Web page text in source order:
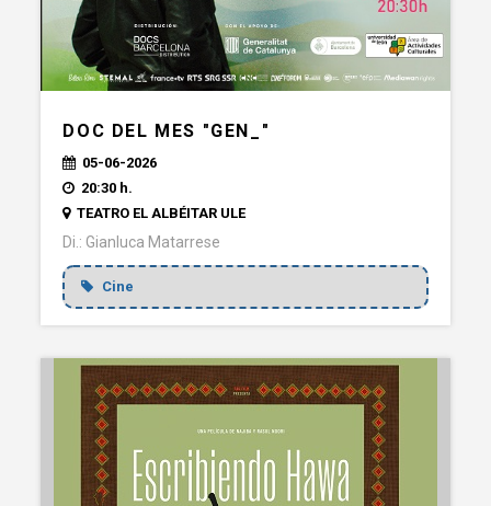
DOC DEL MES "GEN_"
05-06-2026
20:30 h.
TEATRO EL ALBÉITAR ULE
Di.: Gianluca Matarrese
Cine